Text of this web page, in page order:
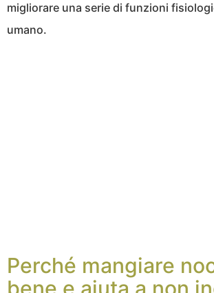
migliorare una serie di funzioni
umano.
Perché mangiare